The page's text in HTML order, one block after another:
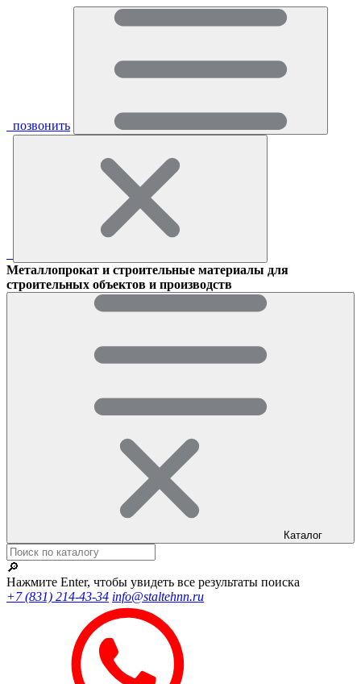
позвонить
Металлопрокат и строительные материалы для
строительных объектов и производств
Каталог
🔎
Нажмите Enter, чтобы увидеть все результаты поиска
+7 (831) 214-43-34 info@staltehnn.ru